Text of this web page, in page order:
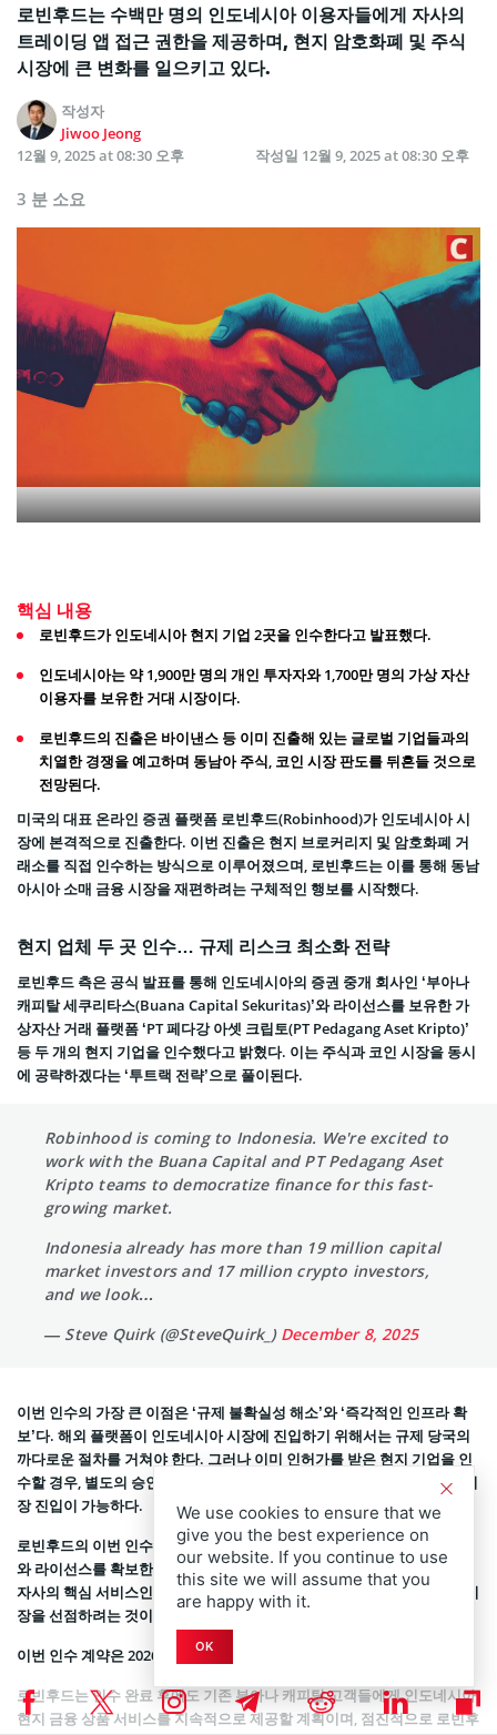
로빈후드는 수백만 명의 인도네시아 이용자들에게 자사의
트레이딩 앱 접근 권한을 제공하며, 현지 암호화폐 및 주식
시장에 큰 변화를 일으키고 있다.
작성자
Jiwoo Jeong
12월 9, 2025 at 08:30 오후
작성일 12월 9, 2025 at 08:30 오후
3 분 소요
핵심 내용
로빈후드가 인도네시아 현지 기업 2곳을 인수한다고 발표했다.
인도네시아는 약 1,900만 명의 개인 투자자와 1,700만 명의 가상 자산
이용자를 보유한 거대 시장이다.
로빈후드의 진출은 바이낸스 등 이미 진출해 있는 글로벌 기업들과의
치열한 경쟁을 예고하며 동남아 주식, 코인 시장 판도를 뒤흔들 것으로
전망된다.
미국의 대표 온라인 증권 플랫폼 로빈후드(Robinhood)가 인도네시아 시
장에 본격적으로 진출한다. 이번 진출은 현지 브로커리지 및 암호화폐 거
래소를 직접 인수하는 방식으로 이루어졌으며, 로빈후드는 이를 통해 동남
아시아 소매 금융 시장을 재편하려는 구체적인 행보를 시작했다.
현지 업체 두 곳 인수… 규제 리스크 최소화 전략
로빈후드 측은 공식 발표를 통해 인도네시아의 증권 중개 회사인 ‘부아나
캐피탈 세쿠리타스(Buana Capital Sekuritas)’와 라이선스를 보유한 가
상자산 거래 플랫폼 ‘PT 페다강 아셋 크립토(PT Pedagang Aset Kripto)’
등 두 개의 현지 기업을 인수했다고 밝혔다. 이는 주식과 코인 시장을 동시
에 공략하겠다는 ‘투트랙 전략’으로 풀이된다.
Robinhood is coming to Indonesia. We're excited to
work with the Buana Capital and PT Pedagang Aset
Kripto teams to democratize finance for this fast-
growing market.
Indonesia already has more than 19 million capital
market investors and 17 million crypto investors,
and we look…
— Steve Quirk (@SteveQuirk_) December 8, 2025
이번 인수의 가장 큰 이점은 ‘규제 불확실성 해소’와 ‘즉각적인 인프라 확
보’다. 해외 플랫폼이 인도네시아 시장에 진입하기 위해서는 규제 당국의
까다로운 절차를 거쳐야 한다. 그러나 이미 인허가를 받은 현지 기업을 인
수할 경우, 별도의 승인 과정을 상당 부분 생략할 수 있다는 점에서 빠른 시
장 진입이 가능하다.
로빈후드의 이번 인수 전략 역시 이러한 맥락에서 이해할 수 있다. 인프라
와 라이선스를 확보한 현지 기업을 인수해 빠르게 법적 기반을 마련하고,
자사의 핵심 서비스인 암호화폐 및 주식 거래 플랫폼을 접목시킴으로써 시
장을 선점하려는 것이다.
이번 인수 계약은 2026년 상반기 내에 최종 마무리될 예정이다.
로빈후드는 인수 완료 후에도 기존 부아나 캐피탈 고객들에게 인도네시아
현지 금융 상품 서비스를 지속적으로 제공할 계획이며, 점진적으로 로빈후
We use cookies to ensure that we
give you the best experience on
our website. If you continue to use
this site we will assume that you
are happy with it.
OK